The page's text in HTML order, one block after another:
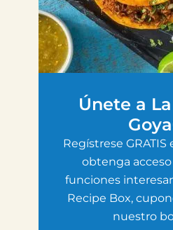
Únete a
Regístrese GRATIS
obtenga
funciones
Recipe Box,
nuestro